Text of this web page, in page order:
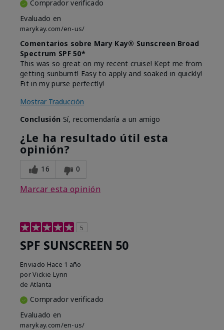
Comprador verificado
Evaluado en
marykay.com/en-us/
Comentarios sobre Mary Kay® Sunscreen Broad
Spectrum SPF 50*
This was so great on my recent cruise! Kept me from
getting sunburnt! Easy to apply and soaked in quickly!
Fit in my purse perfectly!
Mostrar Traducción
Conclusión Sí, recomendaría a un amigo
¿Le ha resultado útil esta
opinión?
16 0
Marcar esta opinión
5
SPF SUNSCREEN 50
Enviado Hace 1 año
porVickie Lynn
de Atlanta
Comprador verificado
Evaluado en
marykay.com/en-us/